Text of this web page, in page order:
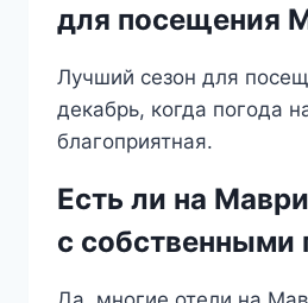
для посещения
Лучший сезон для
декабрь, когда погода
благоприятная.
Есть ли на
с собственными